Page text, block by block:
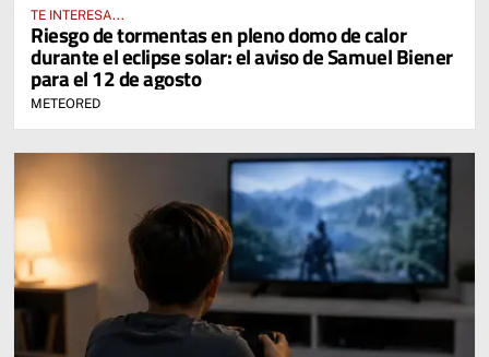
TE INTERESA...
Riesgo de tormentas en pleno domo de calor
durante el eclipse solar: el aviso de Samuel Biener
para el 12 de agosto
METEORED